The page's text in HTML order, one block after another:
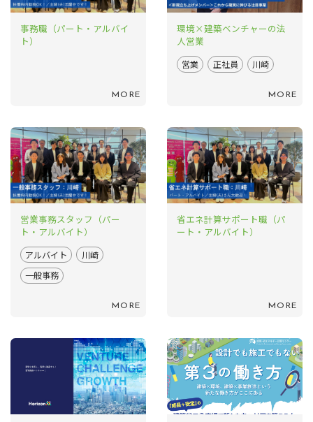
事務職（パート・アルバイ
ト）
MORE
環境×建築ベンチャーの法
人営業
営業 正社員 川崎
MORE
営業事務スタッフ（パー
ト・アルバイト）
アルバイト
川崎
一般事務
MORE
省エネ計算サポート職（パ
ート・アルバイト）
MORE